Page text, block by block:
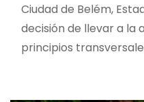
Ciudad de Belém,
decisión de llevar a la
principios